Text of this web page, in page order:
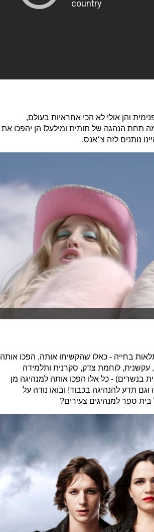
והן אולי לא הכי אחראיות בעולם,
תחת הנהגה של תותית ומילעל! הן יהפכו את
נותנים לזה צ׳אנס.
בחייה - כאלו שהקשיחו אותה, הפכו אותה
עקשנית, לוחמת צדק, סקרנית ותלמידה
בנשרים) - כל אלו הפכו אותה למנהיגה מן
תדע להנהיגה בכבוד! ובואו נודה על
ספר למנהיגים צעירים?